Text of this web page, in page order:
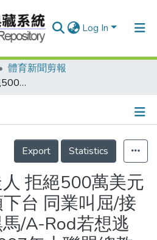
Log In
體育新聞剪報
托瑞 為尊嚴走人 拒絕500萬美元新約/傳奇教頭下台 同業叫屈/接班人 可能是黑馬/A-Rod若想逃 洋基祝福他/2007年大聯盟總教練年薪前10名/洋基4大千勝教頭/托瑞生涯執教戰績/托瑞歷年合約內容
Details
Export
Statistics
拒絕500萬美元
台 同業叫屈/接
/A-Rod若想逃